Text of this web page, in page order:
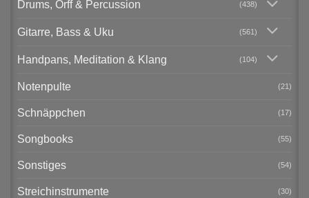
Drums, Orff & Percussion (438)
Gitarre, Bass & Uku (561)
Handpans, Meditation & Klang (104)
Notenpulte (21)
Schnäppchen (17)
Songbooks (55)
Sonstiges (54)
Streichinstrumente (30)